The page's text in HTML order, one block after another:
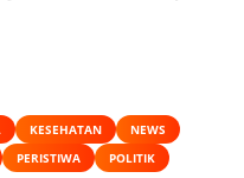
KESEHATAN
NEWS
PERISTIWA POLITIK